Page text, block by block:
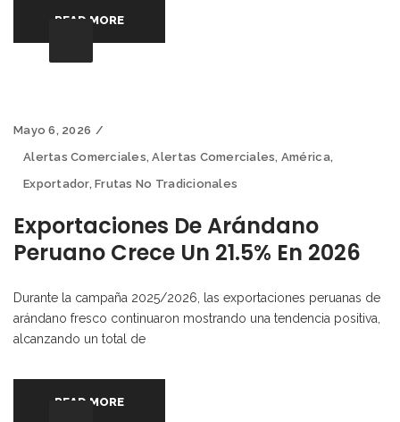
READ MORE
Mayo 6, 2026
Alertas Comerciales,Alertas Comerciales, América,
Exportador,Frutas No Tradicionales
Exportaciones De Arándano
Peruano Crece Un 21.5% En 2026
Durante la campaña 2025/2026, las exportaciones peruanas de
arándano fresco continuaron mostrando una tendencia positiva,
alcanzando un total de
READ MORE